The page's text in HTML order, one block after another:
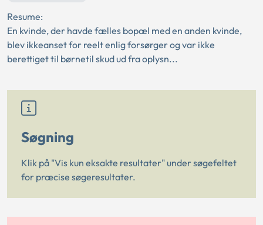
Resume:
En kvinde, der havde fælles bopæl med en anden kvinde,
blev ikkeanset for reelt enlig forsørger og var ikke
berettiget til børnetil skud ud fra oplysn...
Søgning
Klik på "Vis kun eksakte resultater" under søgefeltet
for præcise søgeresultater.